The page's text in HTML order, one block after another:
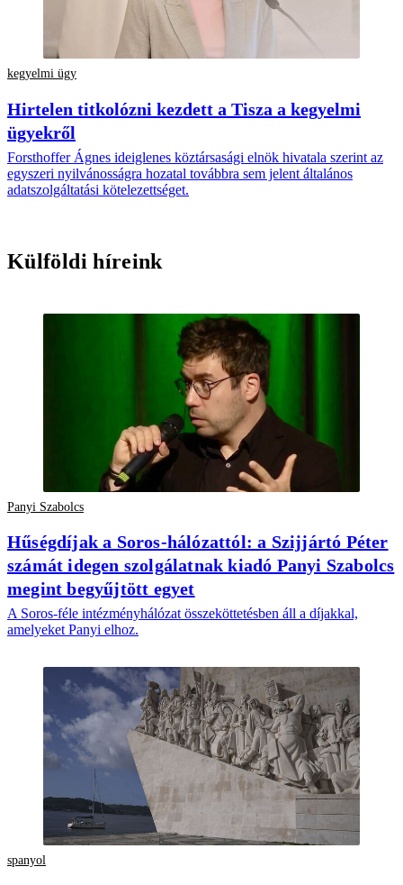
kegyelmi ügy
Hirtelen titkolózni kezdett a Tisza a kegyelmi
ügyekről
Forsthoffer Ágnes ideiglenes köztársasági elnök hivatala szerint az
egyszeri nyilvánosságra hozatal továbbra sem jelent általános
adatszolgáltatási kötelezettséget.
Külföldi híreink
Panyi Szabolcs
Hűségdíjak a Soros-hálózattól: a Szijjártó Péter
számát idegen szolgálatnak kiadó Panyi Szabolcs
megint begyűjtött egyet
A Soros-féle intézményhálózat összeköttetésben áll a díjakkal,
amelyeket Panyi elhoz.
spanyol